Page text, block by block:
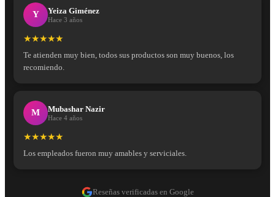
Y Yeiza Giménez
Hace 3 años
★★★★★
Te atienden muy bien, todos sus productos son muy buenos, los
recomiendo.
M Mubashar Nazir
Hace 4 años
★★★★★
Los empleados fueron muy amables y serviciales.
Reseñas verificadas en Google